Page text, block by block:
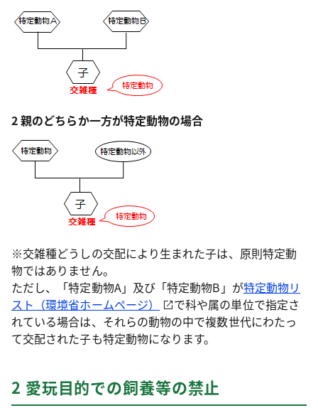
2 親のどちらか一方が特定動物の場合
※交雑種どうしの交配により生まれた子は、原則特定動
物ではありません。
ただし、「特定動物A」及び「特定動物B」が特定動物リ
スト（環境省ホームページ）
で科や属の単位で指定さ
れている場合は、それらの動物の中で複数世代にわたっ
て交配された子も特定動物になります。
2 愛玩目的での飼養等の禁止